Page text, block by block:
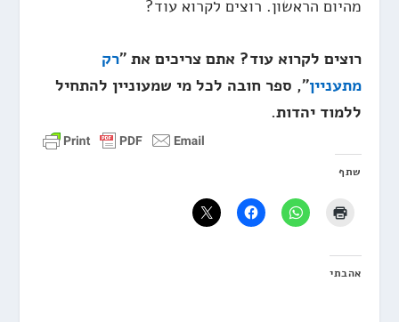
מהיום הראשון. רוצים לקרוא עוד?
רוצים לקרוא עוד? אתם צריכים את "רק
מתעניין", ספר חובה לכל מי שמעוניין להתחיל
ללמוד יהדות.
שתף
אהבתי